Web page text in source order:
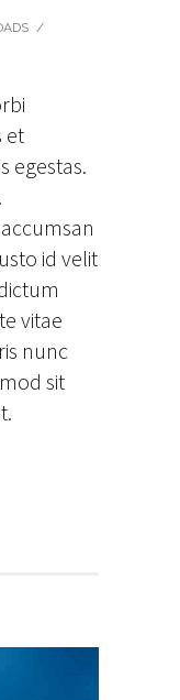
/
et
egestas.
id velit
vitae
nunc
sit